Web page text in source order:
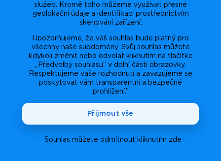
služeb. Kromě toho můžeme využívat přesné
geolokační údaje a identifikaci prostřednictvím
skenování zařízení.
Upozorňujeme, že váš souhlas bude platný pro
všechny naše subdomény. Svůj souhlas můžete
kdykoli změnit nebo odvolat kliknutím na tlačítko
„Předvolby souhlasu” v dolní části obrazovky.
Respektujeme vaše rozhodnutí a zavazujeme se
poskytovat vám transparentní a bezpečné
prohlížení.”
Souhlas můžete odmítnout kliknutím zde
Přijmout vše